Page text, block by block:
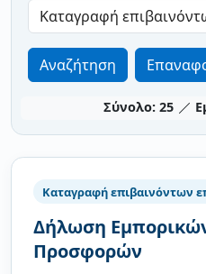
Σύνολο: 25
Καταγραφή επιβαινόντων
Δήλωση
Προσφορών